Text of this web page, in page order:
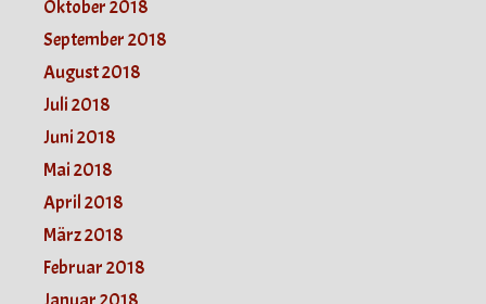
Oktober 2018
September 2018
August 2018
Juli 2018
Juni 2018
Mai 2018
April 2018
März 2018
Februar 2018